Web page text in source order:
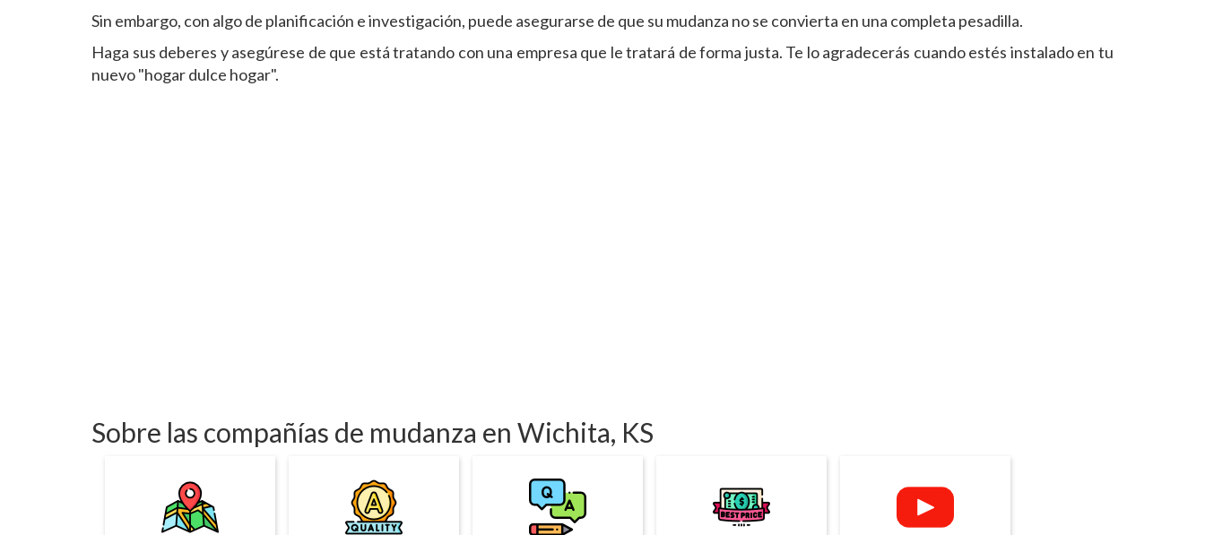
Sin embargo, con algo de planificación e investigación, puede asegurarse de que su mudanza no se convierta en una completa pesadilla.
Haga sus deberes y asegúrese de que está tratando con una empresa que le tratará de forma justa. Te lo agradecerás cuando estés instalado en tu
nuevo "hogar dulce hogar".
Sobre las compañías de mudanza en Wichita, KS